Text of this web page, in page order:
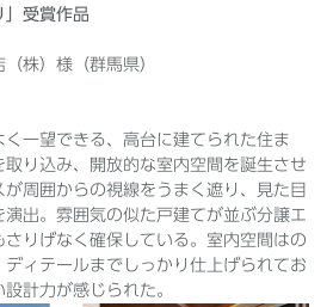
」受賞作品
株）様（群馬県）
一望できる、高台に建てられた住ま
り込み、開放的な室内空間を誕生させ
周囲からの視線をうまく遮り、見た目
出。雰囲気の似た戸建てが並ぶ分譲エ
さりげなく確保している。室内空間はの
ィテールまでしっかり仕上げられてお
計力が感じられた。